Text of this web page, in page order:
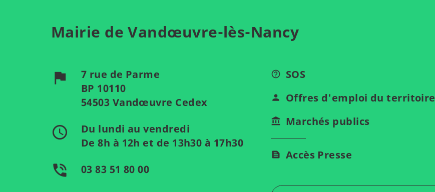
Mairie de Vandœuvre-lès-Nancy
flag
7 rue de Parme
BP 10110
54503 Vandœuvre Cedex
access_time
Du lundi au vendredi
De 8h à 12h et de 13h30 à 17h30
phone_in_talk 03 83 51 80 00
SOS
Offres d'emploi du territoire
Marchés publics
Accès Presse